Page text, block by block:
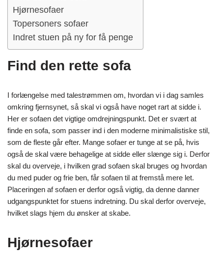
Hjørnesofaer
Topersoners sofaer
Indret stuen på ny for få penge
Find den rette sofa
I forlængelse med talestrømmen om, hvordan vi i dag samles
omkring fjernsynet, så skal vi også have noget rart at sidde i.
Her er sofaen det vigtige omdrejningspunkt. Det er svært at
finde en sofa, som passer ind i den moderne minimalistiske stil,
som de fleste går efter. Mange sofaer er tunge at se på, hvis
også de skal være behagelige at sidde eller slænge sig i. Derfor
skal du overveje, i hvilken grad sofaen skal bruges og hvordan
du med puder og frie ben, får sofaen til at fremstå mere let.
Placeringen af sofaen er derfor også vigtig, da denne danner
udgangspunktet for stuens indretning. Du skal derfor overveje,
hvilket slags hjem du ønsker at skabe.
Hjørnesofaer